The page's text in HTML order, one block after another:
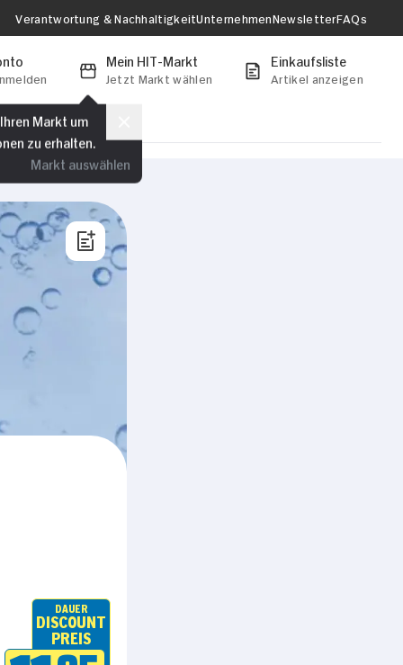
Verantwortung & NachhaltigkeitUnternehmenNewsletterFAQs
Mein HIT-Markt
Jetzt Markt wählen
Markt um
zu erhalten.
Markt auswählen
Einkaufsliste
Artikel anzeigen
DAUER
DISCOUNT
PREIS